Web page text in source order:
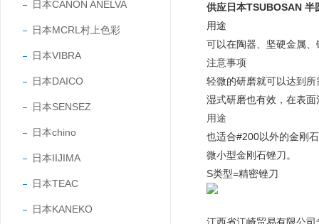
日本CANON ANELVA
日本MCRL村上色彩
日本VIBRA
日本DAICO
日本SENSEZ
日本chino
日本IIJIMA
日本TEAC
日本KANEKO
供应日本TSUBOSAN 半
用途
可以在陶器、坚硬金属
注意事项
轻微的研磨就可以达到所
湿式研磨也有效，在表
用途
也适合#200以外的金刚
微小型金刚石锉刀。
S类型=精密锉刀